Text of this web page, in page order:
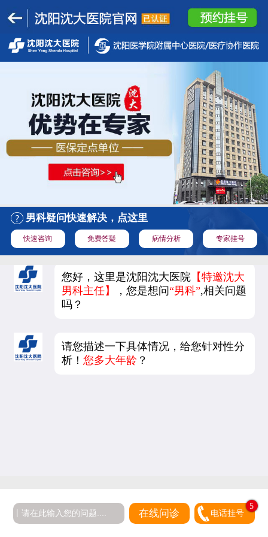
男科疑问快速解决，点这里
快速咨询 免费答疑 病情分析 专家挂号
您好，这里是沈阳沈大医院 【特邀沈大
男科主任】
，您是想问“男科”,相关问题
吗？
请您描述一下具体情况，给您针对性分
析！您多大年龄 ？
在线问诊 电话挂号
5